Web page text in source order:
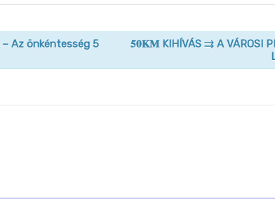
Az önkéntesség 5
𝟓𝟎𝐊𝐌 KIHÍVÁS ⇉ A VÁROSI